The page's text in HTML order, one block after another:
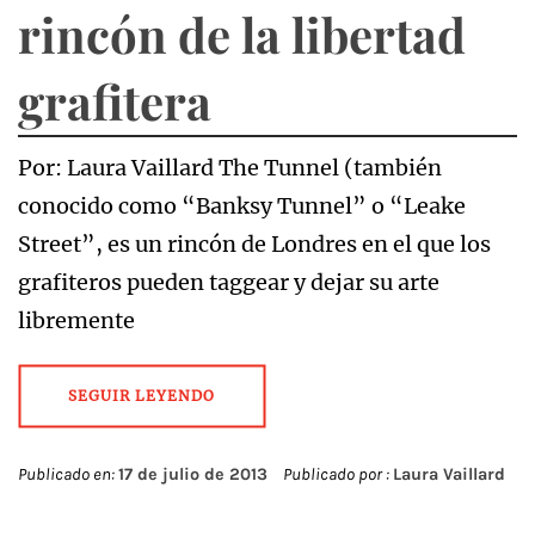
rincón de la libertad
grafitera
Por: Laura Vaillard The Tunnel (también
conocido como “Banksy Tunnel” o “Leake
Street”, es un rincón de Londres en el que los
grafiteros pueden taggear y dejar su arte
libremente
SEGUIR LEYENDO
Publicado en:17 de julio de 2013 Publicado por : Laura Vaillard